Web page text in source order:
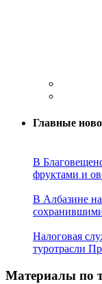
Главные
В
фруктами и
В Албазине
Налоговая
туротрасли
Материалы по